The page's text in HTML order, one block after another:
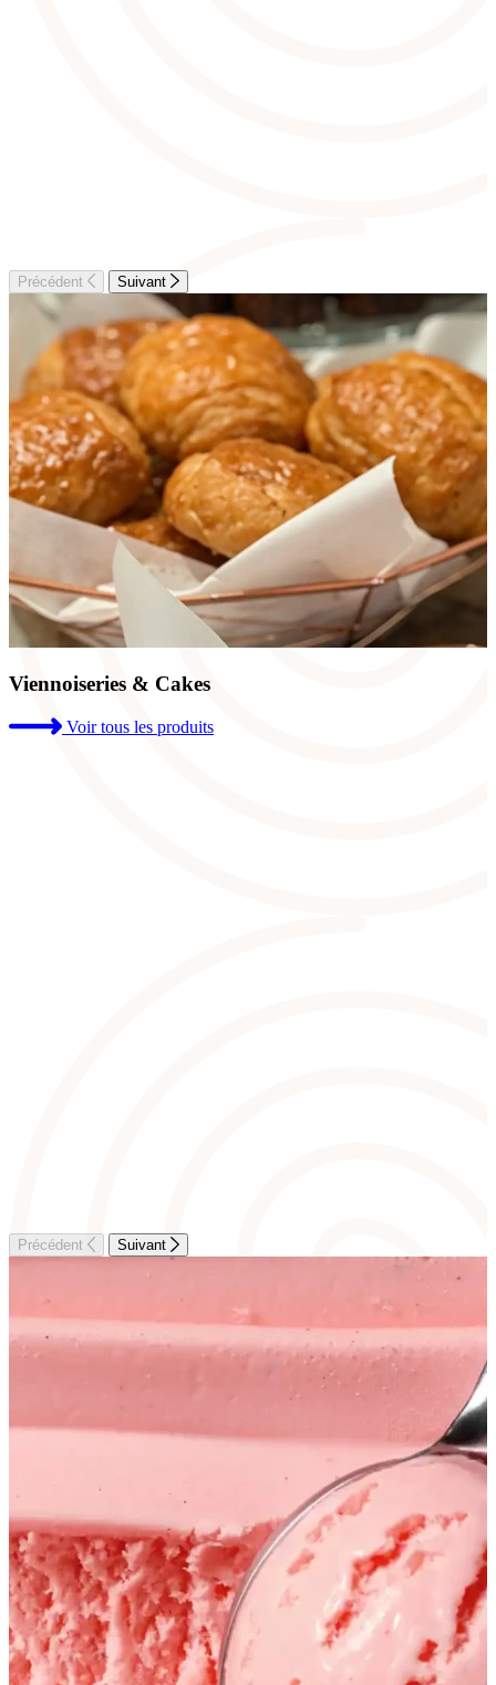
Précédent Suivant
Viennoiseries & Cakes
Voir tous les produits
Précédent Suivant